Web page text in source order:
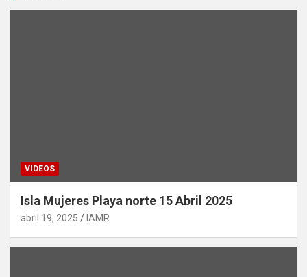
VIDEOS
Isla Mujeres Playa norte 15 Abril 2025
abril 19, 2025 IAMR